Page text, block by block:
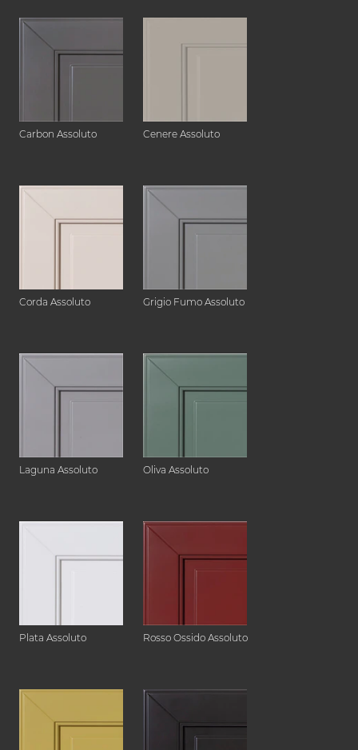
Carbon Assoluto Cenere Assoluto
Corda Assoluto Grigio Fumo Assoluto
Laguna Assoluto Oliva Assoluto
Plata Assoluto Rosso Ossido Assoluto